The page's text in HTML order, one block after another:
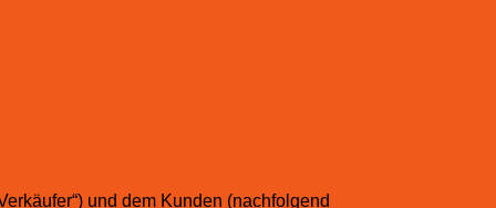
und dem Kunden (nachfolgend